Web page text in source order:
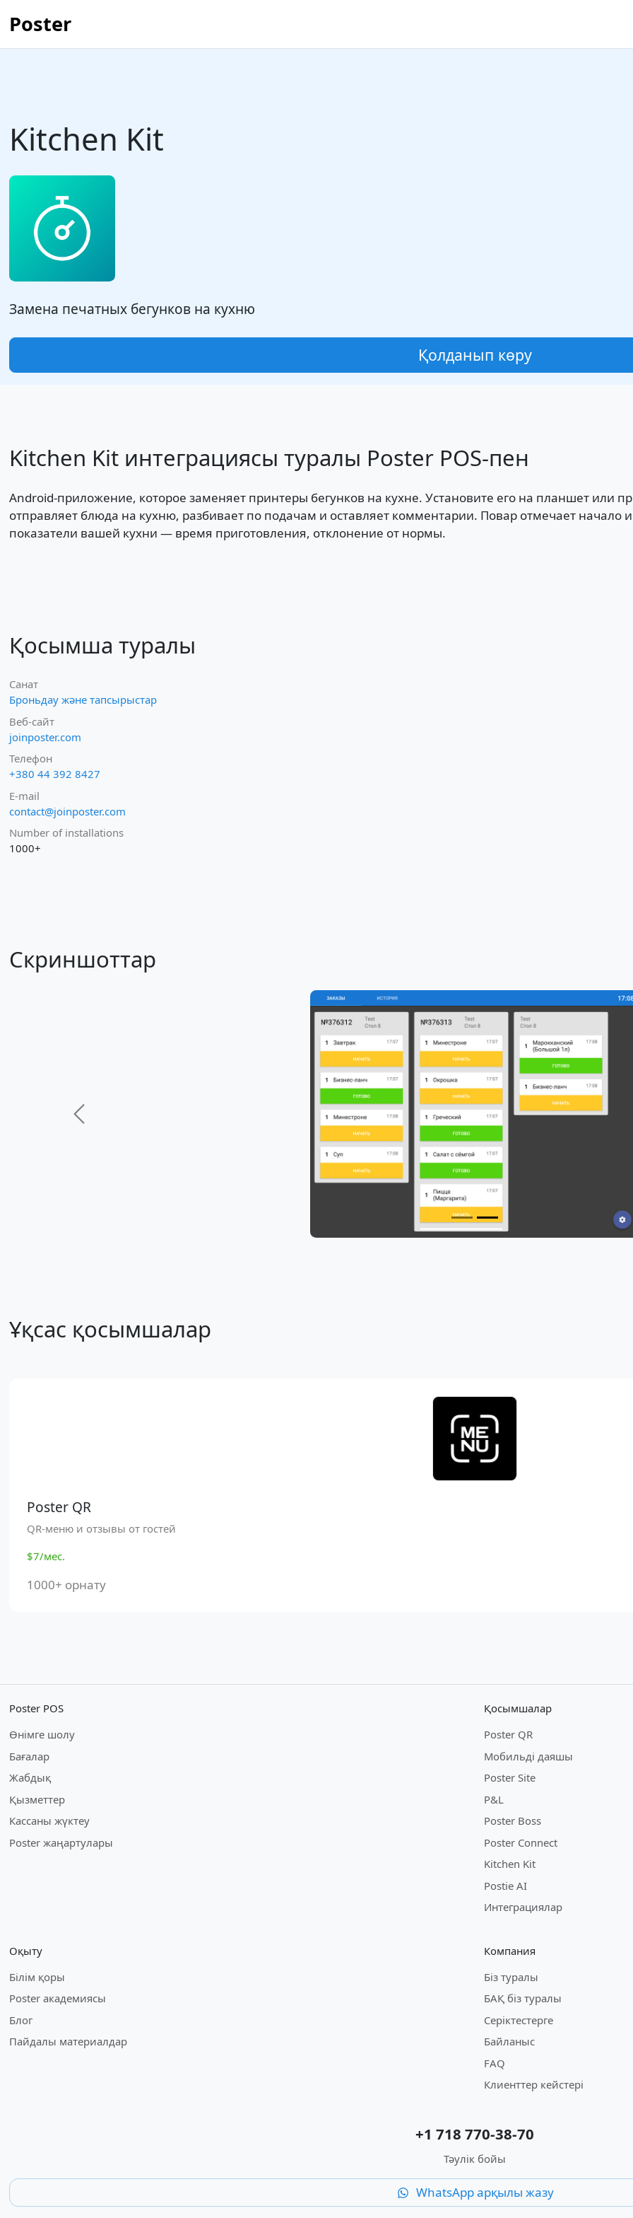
Poster
Kitchen Kit
Замена печатных бегунков на кухню
Қолданып көру
Kitchen Kit интеграциясы туралы Poster POS-пен
Android-приложение, которое заменяет принтеры бегунков на кухне. Установите его на планшет или
отправляет блюда на кухню, разбивает по подачам и оставляет комментарии. Повар отмечает начало
показатели вашей кухни — время приготовления, отклонение от нормы.
Қосымша туралы
Санат
Броньдау және тапсырыстар
Веб-сайт
joinposter.com
Телефон
+380 44 392 8427
E-mail
contact@joinposter.com
Number of installations
1000+
Скриншоттар
Previous
Ұқсас қосымшалар
Poster QR
QR-меню и отзывы от гостей
$7/мес.
1000+ орнату
Poster POS
Өнімге шолу
Бағалар
Жабдық
Қызметтер
Кассаны жүктеу
Poster жаңартулары
Қосымшалар
Poster QR
Мобильді даяшы
Poster Site
P&L
Poster Boss
Poster Connect
Kitchen Kit
Postie AI
Интеграциялар
Оқыту
Білім қоры
Poster академиясы
Блог
Пайдалы материалдар
Компания
Біз туралы
БАҚ біз туралы
Серіктестерге
Байланыс
FAQ
Клиенттер кейстері
+1 718 770-38-70
Тәулік бойы
WhatsApp арқылы жазу